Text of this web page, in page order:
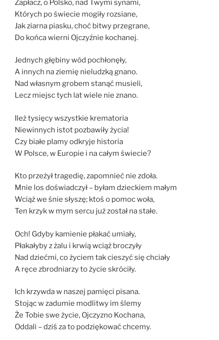
Zapłacz, o Polsko, nad Twymi synami,
Których po świecie mogiły rozsiane,
Jak ziarna piasku, choć bitwy przegrane,
Do końca wierni Ojczyźnie kochanej.
Jednych głębiny wód pochłonęły,
A innych na ziemię nieludzką gnano.
Nad własnym grobem stanąć musieli,
Lecz miejsc tych lat wiele nie znano.
Ileż tysięcy wszystkie krematoria
Niewinnych istot pozbawiły życia!
Czy białe plamy odkryje historia
W Polsce, w Europie i na całym świecie?
Kto przeżył tragedię, zapomnieć nie zdoła.
Mnie los doświadczył – byłam dzieckiem małym
Wciąż we śnie słyszę; ktoś o pomoc woła,
Ten krzyk w mym sercu już został na stałe.
Och! Gdyby kamienie płakać umiały,
Płakałyby z żalu i krwią wciąż broczyły
Nad dziećmi, co życiem tak cieszyć się chciały
A ręce zbrodniarzy to życie skróciły.
Ich krzywda w naszej pamięci pisana.
Stojąc w zadumie modlitwy im ślemy
Że Tobie swe życie, Ojczyzno Kochana,
Oddali – dziś za to podziękować chcemy.